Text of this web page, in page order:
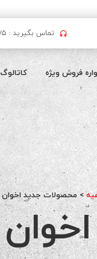
تماس بگیرید : ۰۴۱۳۵۲۶۶۸۷۵ | ۰۹۱۴۶۹۱۳۴۰۰
فروش ویژه کاتالوگ
> محصولات جدید اخوان